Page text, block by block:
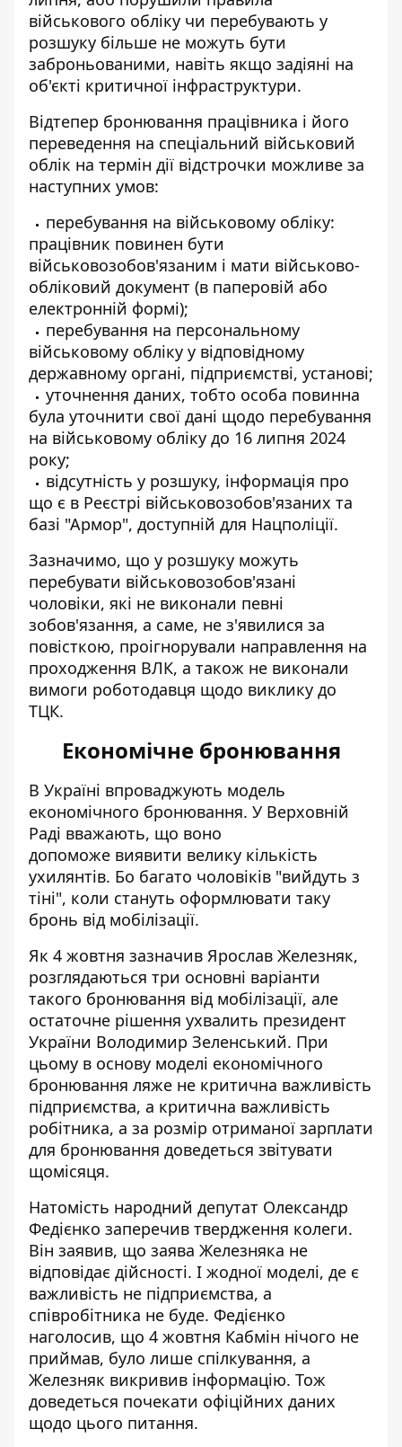
військового обліку чи перебувають у
розшуку більше не можуть бути
заброньованими, навіть якщо задіяні на
об'єкті критичної інфраструктури.
Відтепер бронювання працівника і його
переведення на спеціальний військовий
облік на термін дії відстрочки можливе за
наступних умов:
перебування на військовому обліку:
працівник повинен бути
військовозобов'язаним і мати військово-
обліковий документ (в паперовій або
електронній формі);
перебування на персональному
військовому обліку у відповідному
державному органі, підприємстві, установі;
уточнення даних, тобто особа повинна
була уточнити свої дані щодо перебування
на військовому обліку до 16 липня 2024
року;
відсутність у розшуку, інформація про
що є в Реєстрі військовозобов'язаних та
базі "Армор", доступній для Нацполіції.
Зазначимо, що у розшуку можуть
перебувати військовозобов'язані
чоловіки, які не виконали певні
зобов'язання, а саме, не з'явилися за
повісткою, проігнорували направлення на
проходження ВЛК, а також не виконали
вимоги роботодавця щодо виклику до
ТЦК.
Економічне бронювання
В Україні впроваджують модель
економічного бронювання. У Верховній
Раді вважають, що воно
допоможе виявити велику кількість
ухилянтів. Бо багато чоловіків "вийдуть з
тіні", коли стануть оформлювати таку
бронь від мобілізації.
Як 4 жовтня зазначив Ярослав Железняк,
розглядаються три основні варіанти
такого бронювання від мобілізації, але
остаточне рішення ухвалить президент
України Володимир Зеленський. При
цьому в основу моделі економічного
бронювання ляже не критична важливість
підприємства, а критична важливість
робітника, а за розмір отриманої зарплати
для бронювання доведеться звітувати
щомісяця.
Натомість народний депутат Олександр
Федієнко заперечив твердження колеги.
Він заявив, що заява Железняка не
відповідає дійсності. І жодної моделі, де є
важливість не підприємства, а
співробітника не буде. Федієнко
наголосив, що 4 жовтня Кабмін нічого не
приймав, було лише спілкування, а
Железняк викривив інформацію. Тож
доведеться почекати офіційних даних
щодо цього питання.